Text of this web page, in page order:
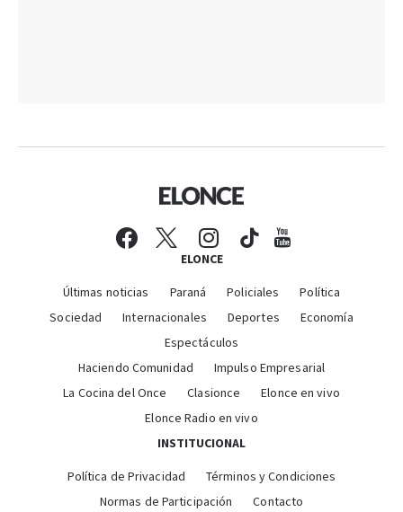
ELONCE
Últimas noticias Paraná Policiales
Política
Sociedad
Internacionales Deportes
Economía
Espectáculos
Haciendo Comunidad
Impulso Empresarial
La Cocina del Once
Clasionce
Elonce en vivo
Elonce Radio en vivo
INSTITUCIONAL
Política de Privacidad
Términos y Condiciones
Normas de Participación
Contacto